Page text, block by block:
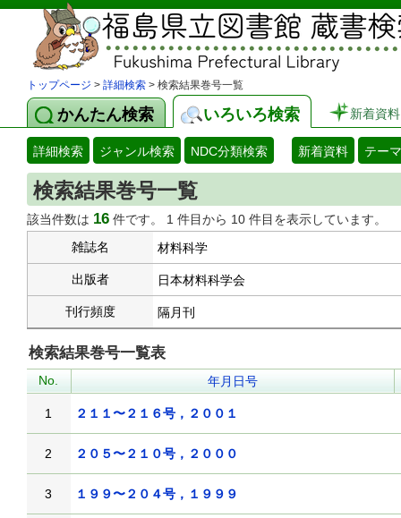
トップページ > 詳細検索 > 検索結果巻号一覧
かんたん検索 いろいろ検索 新着資料
詳細検索 ジャンル検索 NDC分類検索 新着資料 テー
検索結果巻号一覧
該当件数は 16 件です。 1 件目から 10 件目を表示しています。
雑誌名
材料科学
出版者 日本材料科学会
刊行頻度 隔月刊
検索結果巻号一覧表
No. 年月日号
1 ２１１〜２１６号，２００１
2 ２０５〜２１０号，２０００
3 １９９〜２０４号，１９９９